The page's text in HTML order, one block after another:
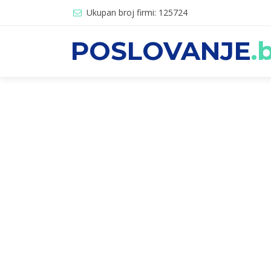
Ukupan broj firmi: 125724
POSLOVANJE